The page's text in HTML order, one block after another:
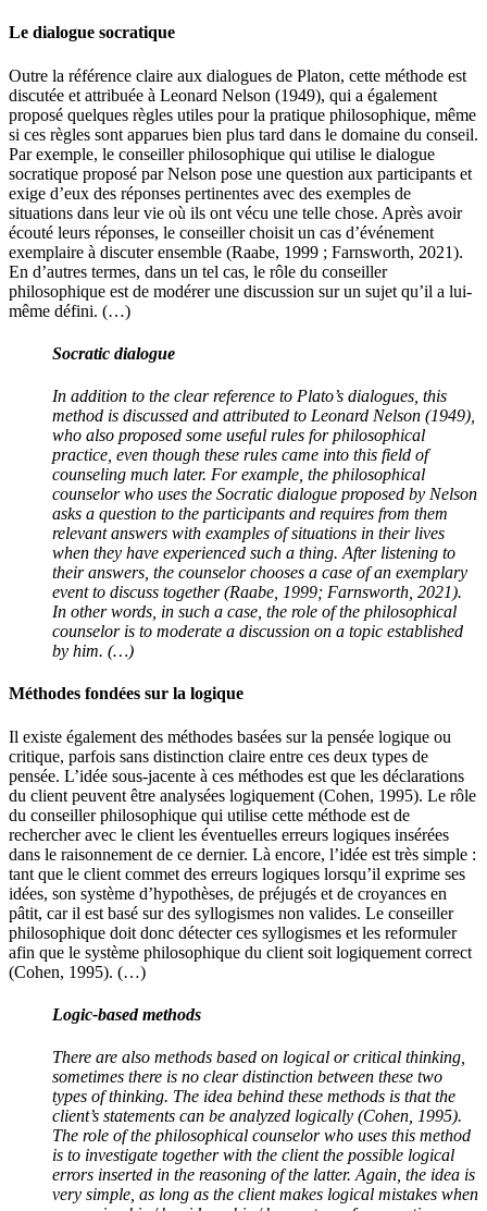
Le dialogue socratique
Outre la référence claire aux dialogues de Platon, cette méthode est
discutée et attribuée à Leonard Nelson (1949), qui a également
proposé quelques règles utiles pour la pratique philosophique, même
si ces règles sont apparues bien plus tard dans le domaine du conseil.
Par exemple, le conseiller philosophique qui utilise le dialogue
socratique proposé par Nelson pose une question aux participants et
exige d’eux des réponses pertinentes avec des exemples de
situations dans leur vie où ils ont vécu une telle chose. Après avoir
écouté leurs réponses, le conseiller choisit un cas d’événement
exemplaire à discuter ensemble (Raabe, 1999 ; Farnsworth, 2021).
En d’autres termes, dans un tel cas, le rôle du conseiller
philosophique est de modérer une discussion sur un sujet qu’il a lui-
même défini. (…)
Socratic dialogue
In addition to the clear reference to Plato’s dialogues, this
method is discussed and attributed to Leonard Nelson (1949),
who also proposed some useful rules for philosophical
practice, even though these rules came into this field of
counseling much later. For example, the philosophical
counselor who uses the Socratic dialogue proposed by Nelson
asks a question to the participants and requires from them
relevant answers with examples of situations in their lives
when they have experienced such a thing. After listening to
their answers, the counselor chooses a case of an exemplary
event to discuss together (Raabe, 1999; Farnsworth, 2021).
In other words, in such a case, the role of the philosophical
counselor is to moderate a discussion on a topic established
by him. (…)
Méthodes fondées sur la logique
Il existe également des méthodes basées sur la pensée logique ou
critique, parfois sans distinction claire entre ces deux types de
pensée. L’idée sous-jacente à ces méthodes est que les déclarations
du client peuvent être analysées logiquement (Cohen, 1995). Le rôle
du conseiller philosophique qui utilise cette méthode est de
rechercher avec le client les éventuelles erreurs logiques insérées
dans le raisonnement de ce dernier. Là encore, l’idée est très simple :
tant que le client commet des erreurs logiques lorsqu’il exprime ses
idées, son système d’hypothèses, de préjugés et de croyances en
pâtit, car il est basé sur des syllogismes non valides. Le conseiller
philosophique doit donc détecter ces syllogismes et les reformuler
afin que le système philosophique du client soit logiquement correct
(Cohen, 1995). (…)
Logic-based methods
There are also methods based on logical or critical thinking,
sometimes there is no clear distinction between these two
types of thinking. The idea behind these methods is that the
client’s statements can be analyzed logically (Cohen, 1995).
The role of the philosophical counselor who uses this method
is to investigate together with the client the possible logical
errors inserted in the reasoning of the latter. Again, the idea is
very simple, as long as the client makes logical mistakes when